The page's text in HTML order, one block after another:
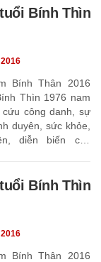
Bính Thìn
Bính Thân 2016
Thìn 1976 nam
cứu công danh, sự
duyên, sức khỏe,
diễn biến các
Bính Thìn
Bính Thân 2016